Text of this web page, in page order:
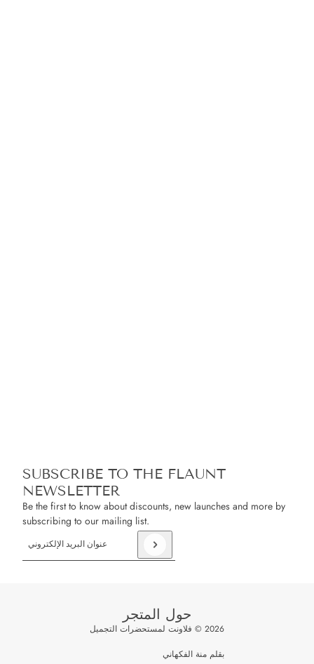
SUBSCRIBE TO THE FLAUNT
NEWSLETTER
Be the first to know about discounts, new launches and more by
subscribing to our mailing list.
عنوان البريد الإلكتروني
This site is protected by hCaptcha and the hCaptcha
حول المتجر
2026 © فلاونت لمستحضرات التجميل
بقلم منة الفكهاني